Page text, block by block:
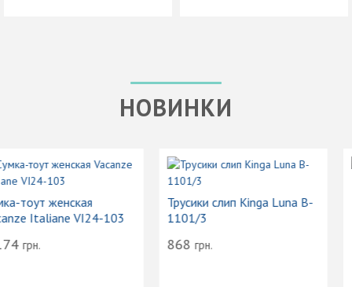
НОВИНКИ
Сумка-тоут женская
Vacanze Italiane VI24-103
2 174
Трусики слип Kinga Luna B-
1101/3
868